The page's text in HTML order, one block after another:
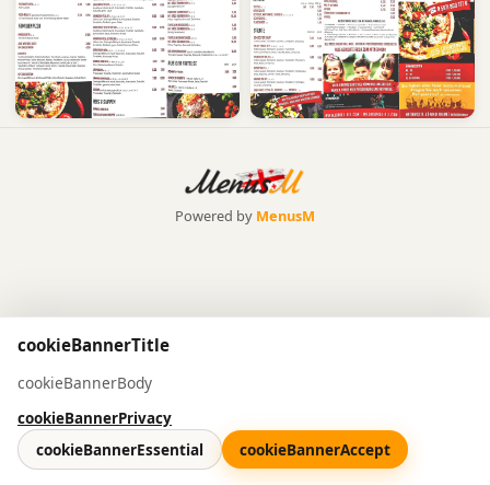
Powered by MenusM
cookieBannerTitle
cookieBannerBody
cookieBannerPrivacy
cookieBannerEssential cookieBannerAccept